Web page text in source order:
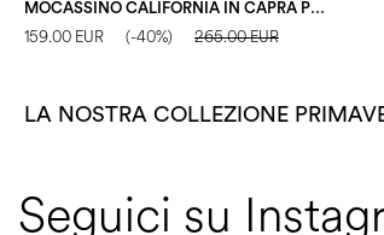
159.00 EUR (-40%) 265.00 EUR
LA NOSTRA COLLEZIONE
Seguici su